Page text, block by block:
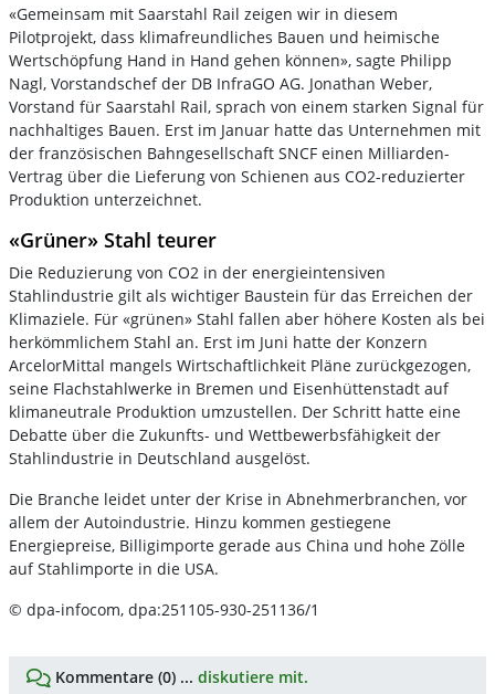
«Gemeinsam mit Saarstahl Rail zeigen wir in diesem
Pilotprojekt, dass klimafreundliches Bauen und heimische
Wertschöpfung Hand in Hand gehen können», sagte Philipp
Nagl, Vorstandschef der DB InfraGO AG. Jonathan Weber,
Vorstand für Saarstahl Rail, sprach von einem starken Signal für
nachhaltiges Bauen. Erst im Januar hatte das Unternehmen mit
der französischen Bahngesellschaft SNCF einen Milliarden-
Vertrag über die Lieferung von Schienen aus CO2-reduzierter
Produktion unterzeichnet.
«Grüner» Stahl teurer
Die Reduzierung von CO2 in der energieintensiven
Stahlindustrie gilt als wichtiger Baustein für das Erreichen der
Klimaziele. Für «grünen» Stahl fallen aber höhere Kosten als bei
herkömmlichem Stahl an. Erst im Juni hatte der Konzern
ArcelorMittal mangels Wirtschaftlichkeit Pläne zurückgezogen,
seine Flachstahlwerke in Bremen und Eisenhüttenstadt auf
klimaneutrale Produktion umzustellen. Der Schritt hatte eine
Debatte über die Zukunfts- und Wettbewerbsfähigkeit der
Stahlindustrie in Deutschland ausgelöst.
Die Branche leidet unter der Krise in Abnehmerbranchen, vor
allem der Autoindustrie. Hinzu kommen gestiegene
Energiepreise, Billigimporte gerade aus China und hohe Zölle
auf Stahlimporte in die USA.
© dpa-infocom, dpa:251105-930-251136/1
Kommentare (0) ... diskutiere mit.